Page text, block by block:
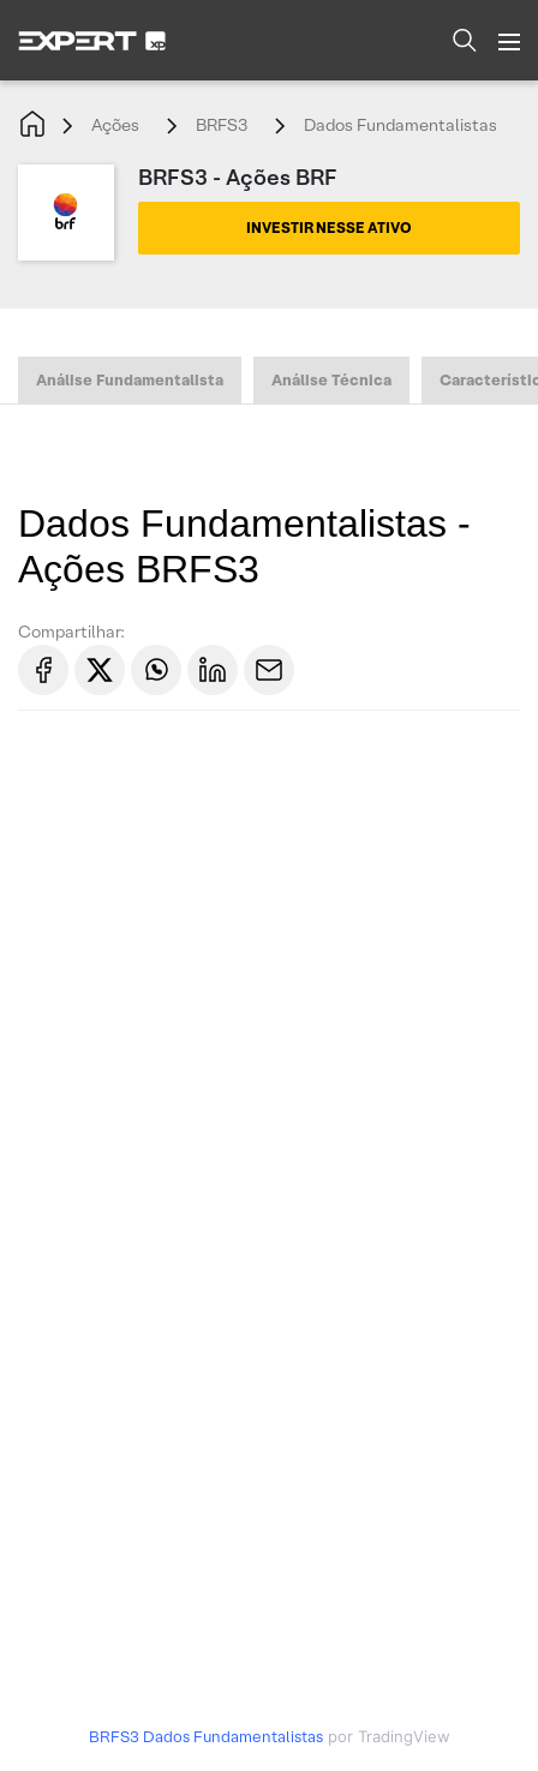
Ações BRFS3 Dados Fundamentalistas
BRFS3 - Ações BRF
INVESTIR NESSE ATIVO
Análise Fundamentalista Análise Técnica
Dados Fundamentalistas -
Ações BRFS3
Compartilhar:
BRFS3 Dados Fundamentalistaspor TradingView